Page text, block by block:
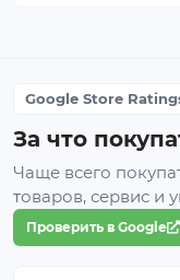
Google Store
За что
Чаще всего
товаров, сервис и
Проверить в Google